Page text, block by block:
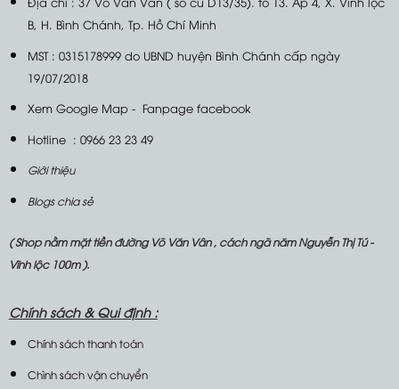
B, H. Bình Chánh, Tp. Hồ Chí Minh
MST : 0315178999 do UBND huyện Bình Chánh cấp ngày
19/07/2018
Xem Google Map- Fanpage facebook
Hotline : 0966 23 23 49
Giới thiệu
Blogs chia sẻ
( Shop nằm mặt tiền đường Võ Văn Vân , cách ngã năm Nguyễn Thị Tú -
Vĩnh lộc 100m ).
Chính sách &Qui định :
Chính sách thanh toán
Chình sách vận chuyển